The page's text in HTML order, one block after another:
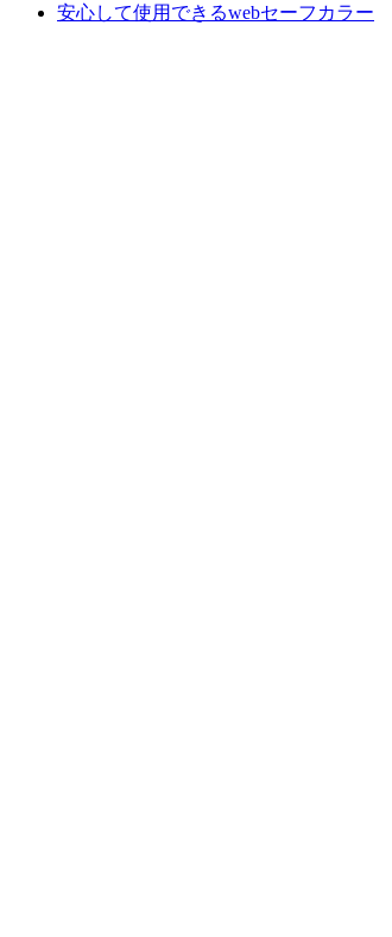
安心して使用できるwebセーフカラー